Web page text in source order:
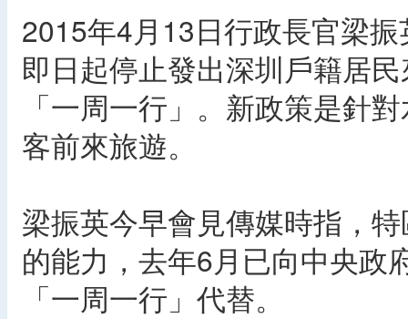
2015年4月13日行政長官梁
即日起停止發出深圳戶籍居
「一周一行」。新政策是針
客前來旅遊。
梁振英今早會見傳媒時指，
的能力，去年6月已向中央政
「一周一行」代替。